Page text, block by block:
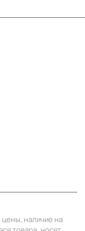
наличие на